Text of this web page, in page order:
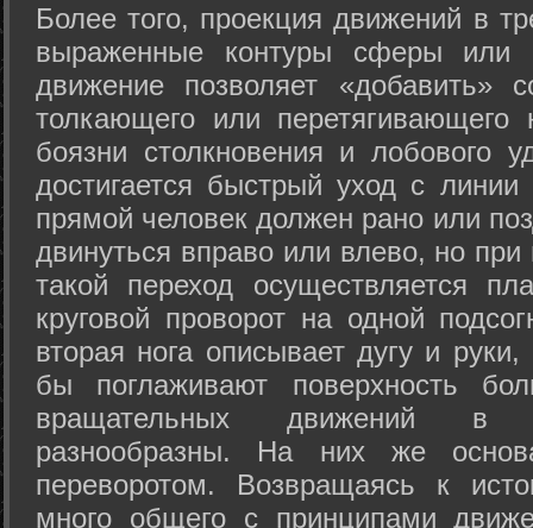
Более того, проекция движений в
выраженные контуры сферы или
движение позволяет «добавить»
толкающего или перетягивающего
боязни столкновения и лобового
достигается быстрый уход с
прямой человек должен рано или
двинуться вправо или влево, но
такой переход осуществляется
круговой проворот на одной
вторая нога описывает дугу и
бы поглаживают поверхность
вращательных движений в
разнообразны. На них же
переворотом. Возвращаясь к
много общего с принципами